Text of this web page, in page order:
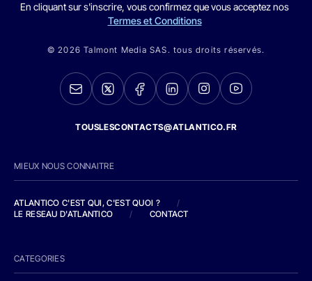
En cliquant sur s'inscrire, vous confirmez que vous acceptez nos
Termes et Conditions
© 2026 Talmont Media SAS. tous droits réservés.
TOUSLESCONTACTS@ATLANTICO.FR
MIEUX NOUS CONNAITRE
ATLANTICO C'EST QUI, C'EST QUOI ?
/
LE RESEAU D'ATLANTICO
/ CONTACT
CATEGORIES